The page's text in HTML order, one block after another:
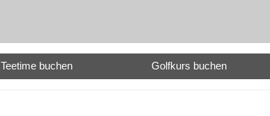
Teetime buchen Golfkurs buchen